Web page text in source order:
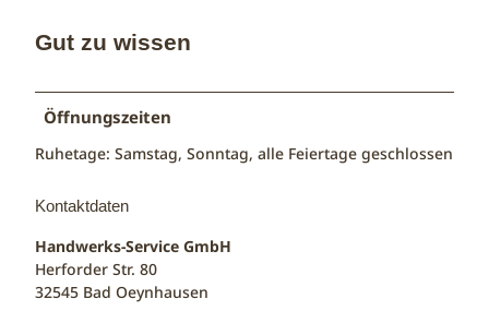
Gut zu wissen
Öffnungszeiten
Ruhetage: Samstag, Sonntag, alle Feiertage geschlossen
Kontaktdaten
Handwerks-Service GmbH
Herforder Str. 80
32545 Bad Oeynhausen